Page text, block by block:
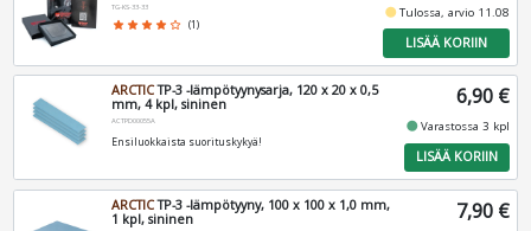
TG-KS-33-33
star star star star star_border (1)
fiber_manual_recordTulossa, arvio 11.08
LISÄÄ KORIIN
ARCTICTP-3 -lämpötyynysarja, 120 x 20 x 0,5
mm, 4 kpl, sininen
ACTPD00055A
Ensiluokkaista suorituskykyä!
6,90 €
fiber_manual_recordVarastossa 3 kpl
LISÄÄ KORIIN
ARCTICTP-3 -lämpötyyny, 100 x 100 x 1,0 mm,
1 kpl, sininen
7,90 €